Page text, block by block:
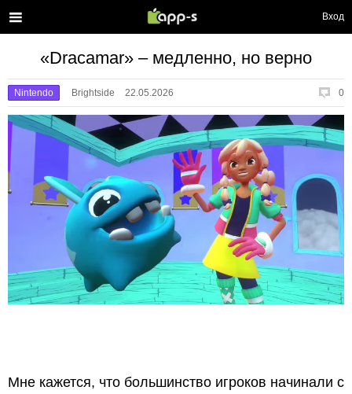
Вход
«Dracamar» – медленно, но верно
Nintendo Brightside 22.05.2026 0
Мне кажется, что большинство игроков начинали с